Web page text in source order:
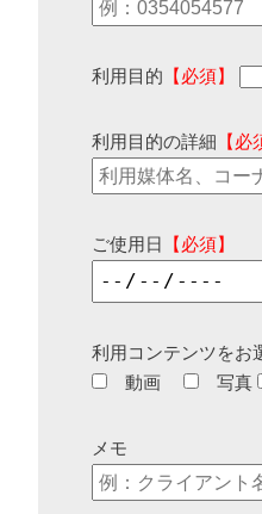
利用目的 【必須】
利用目的の詳細 【必
ご使用日 【必須】
利用コンテンツをお
動画
写真
メモ